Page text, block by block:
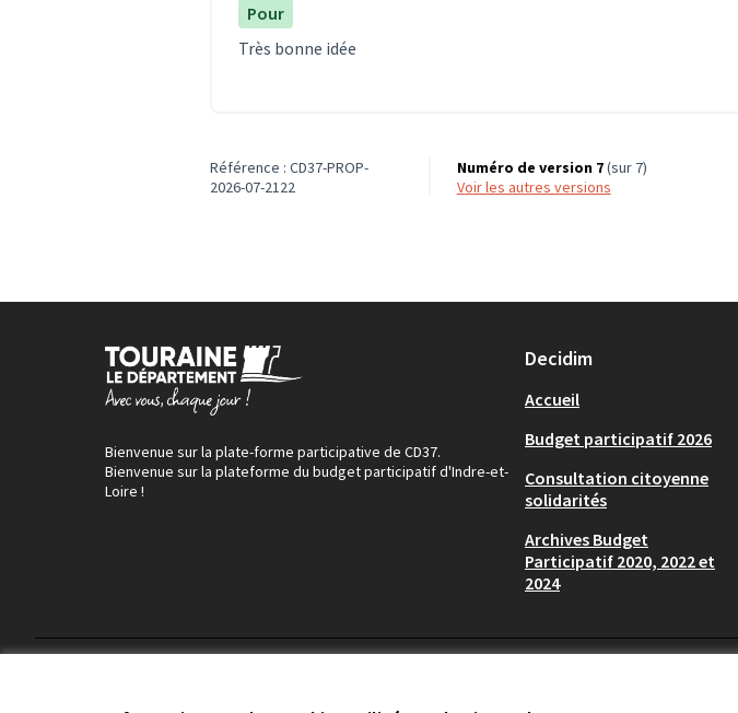
Pour
Très bonne idée
Référence : CD37-PROP-
2026-07-2122
Numéro de version 7(sur 7)
voir les autres versions
Bienvenue sur la plate-forme participative de CD37.
Bienvenue sur la plateforme du budget participatif d'Indre-et-
Loire !
Decidim
Accueil
Budget participatif 2026
Consultation citoyenne
solidarités
Archives Budget
Participatif 2020, 2022 et
2024